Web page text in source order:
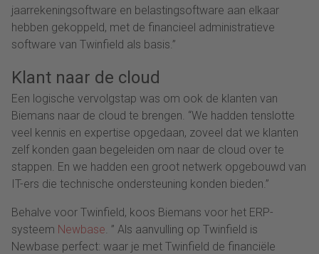
jaarrekeningsoftware en belastingsoftware aan elkaar
hebben gekoppeld, met de financieel administratieve
software van Twinfield als basis.”
Klant naar de cloud
Een logische vervolgstap was om ook de klanten van
Biemans naar de cloud te brengen. “We hadden tenslotte
veel kennis en expertise opgedaan, zoveel dat we klanten
zelf konden gaan begeleiden om naar de cloud over te
stappen. En we hadden een groot netwerk opgebouwd van
IT-ers die technische ondersteuning konden bieden.”
Behalve voor Twinfield, koos Biemans voor het ERP-
systeem Newbase . ” Als aanvulling op Twinfield is
Newbase perfect: waar je met Twinfield de financiële